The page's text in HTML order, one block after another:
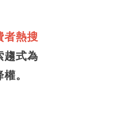
者熱搜
趨式為
。